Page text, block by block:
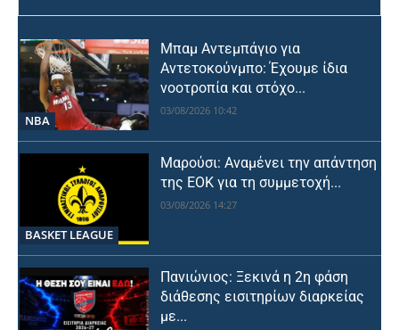
NBA
Μπαμ Αντεμπάγιο για
Αντετοκούνμπο: Έχουμε ίδια
νοοτροπία και στόχο...
03/08/2026 10:42
BASKET LEAGUE
Μαρούσι: Αναμένει την απάντηση
της ΕΟΚ για τη συμμετοχή...
03/08/2026 14:27
Πανιώνιος: Ξεκινά η 2η φάση
διάθεσης εισιτηρίων διαρκείας
με...